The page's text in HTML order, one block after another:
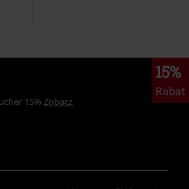
15%
Rabat
15% Zobacz